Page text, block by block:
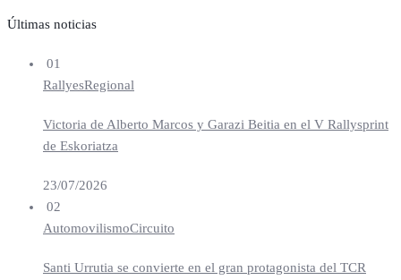
entradas
Últimas noticias
01
RallyesRegional
Victoria de Alberto Marcos y Garazi Beitia en el V Rallysprint
de Eskoriatza
23/07/2026
02
AutomovilismoCircuito
Santi Urrutia se convierte en el gran protagonista del TCR